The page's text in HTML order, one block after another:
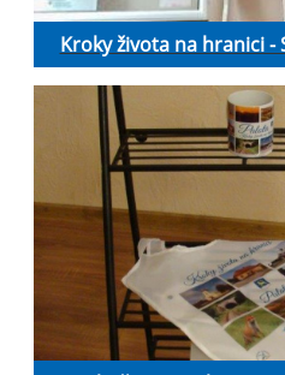
Kroky života na hranici -